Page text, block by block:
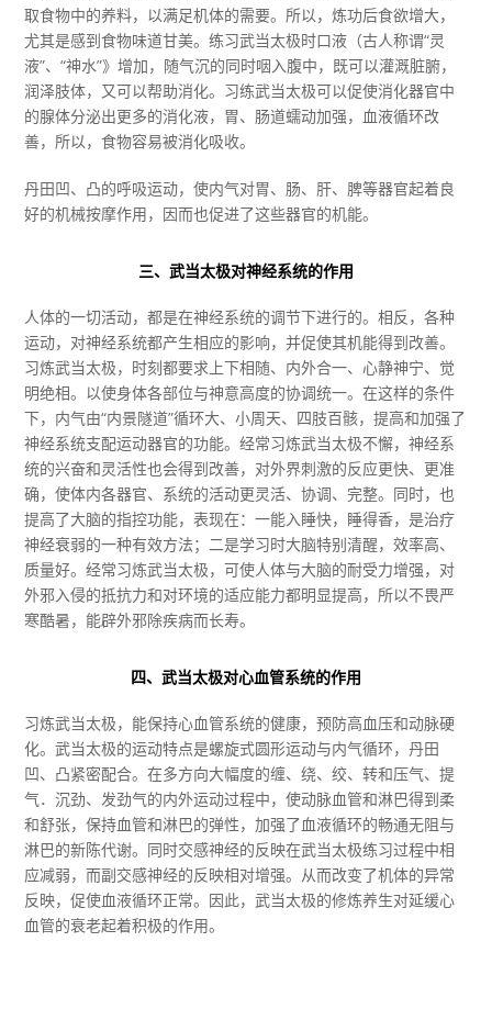
取食物中的养料，以满足机体的需要。所以，炼功后食欲增大，
尤其是感到食物味道甘美。练习武当太极时口液（古人称谓“灵
液”、“神水”》增加，随气沉的同时咽入腹中，既可以灌溉脏腑，
润泽肢体，又可以帮助消化。习练武当太极可以促使消化器官中
的腺体分泌出更多的消化液，胃、肠道蠕动加强，血液循环改
善，所以，食物容易被消化吸收。
丹田凹、凸的呼吸运动，使内气对胃、肠、肝、脾等器官起着良
好的机械按摩作用，因而也促进了这些器官的机能。
三、武当太极对神经系统的作用
人体的一切活动，都是在神经系统的调节下进行的。相反，各种
运动，对神经系统都产生相应的影响，并促使其机能得到改善。
习炼武当太极，时刻都要求上下相随、内外合一、心静神宁、觉
明绝相。以使身体各部位与神意高度的协调统一。在这样的条件
下，内气由“内景隧道”循环大、小周天、四肢百骸，提高和加强了
神经系统支配运动器官的功能。经常习炼武当太极不懈，神经系
统的兴奋和灵活性也会得到改善，对外界刺激的反应更快、更准
确，使体内各器官、系统的活动更灵活、协调、完整。同时，也
提高了大脑的指控功能，表现在：一能入睡快，睡得香，是治疗
神经衰弱的一种有效方法；二是学习时大脑特别清醒，效率高、
质量好。经常习炼武当太极，可使人体与大脑的耐受力增强，对
外邪入侵的抵抗力和对环境的适应能力都明显提高，所以不畏严
寒酷暑，能辟外邪除疾病而长寿。
四、武当太极对心血管系统的作用
习炼武当太极，能保持心血管系统的健康，预防高血压和动脉硬
化。武当太极的运动特点是螺旋式圆形运动与内气循环，丹田
凹、凸紧密配合。在多方向大幅度的缠、绕、绞、转和压气、提
气．沉劲、发劲气的内外运动过程中，使动脉血管和淋巴得到柔
和舒张，保持血管和淋巴的弹性，加强了血液循环的畅通无阻与
淋巴的新陈代谢。同时交感神经的反映在武当太极练习过程中相
应减弱，而副交感神经的反映相对增强。从而改变了机体的异常
反映，促使血液循环正常。因此，武当太极的修炼养生对延缓心
血管的衰老起着积极的作用。